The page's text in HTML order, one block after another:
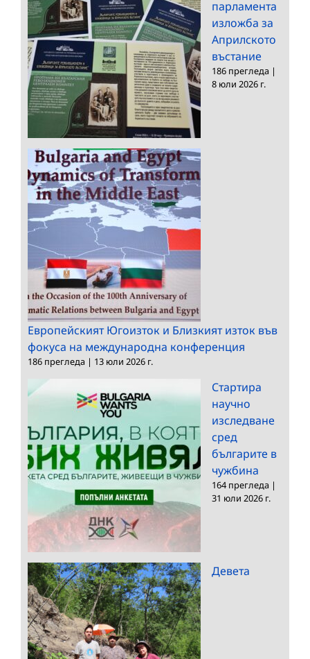
парламента
изложба за
Априлското
въстание
186 прегледа |
8 юли 2026 г.
Европейският Югоизток и Близкият изток във
фокуса на международна конференция
186 прегледа | 13 юли 2026 г.
Стартира
научно
изследване
сред
българите в
чужбина
164 прегледа |
31 юли 2026 г.
Девета